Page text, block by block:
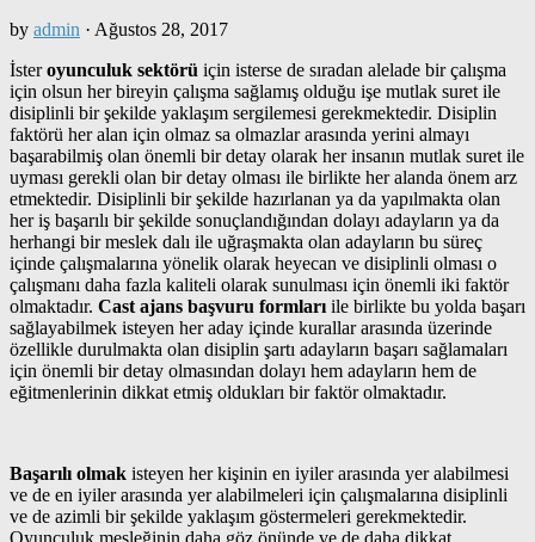
by admin · Ağustos 28, 2017
İsteroyunculuk sektörü için isterse de sıradan alelade bir çalışma
için olsun her bireyin çalışma sağlamış olduğu işe mutlak suret ile
disiplinli bir şekilde yaklaşım sergilemesi gerekmektedir. Disiplin
faktörü her alan için olmaz sa olmazlar arasında yerini almayı
başarabilmiş olan önemli bir detay olarak her insanın mutlak suret ile
uyması gerekli olan bir detay olması ile birlikte her alanda önem arz
etmektedir. Disiplinli bir şekilde hazırlanan ya da yapılmakta olan
her iş başarılı bir şekilde sonuçlandığından dolayı adayların ya da
herhangi bir meslek dalı ile uğraşmakta olan adayların bu süreç
içinde çalışmalarına yönelik olarak heyecan ve disiplinli olması o
çalışmanı daha fazla kaliteli olarak sunulması için önemli iki faktör
olmaktadır. Cast ajans başvuru formları ile birlikte bu yolda başarı
sağlayabilmek isteyen her aday içinde kurallar arasında üzerinde
özellikle durulmakta olan disiplin şartı adayların başarı sağlamaları
için önemli bir detay olmasından dolayı hem adayların hem de
eğitmenlerinin dikkat etmiş oldukları bir faktör olmaktadır.
Başarılı olmak isteyen her kişinin en iyiler arasında yer alabilmesi
ve de en iyiler arasında yer alabilmeleri için çalışmalarına disiplinli
ve de azimli bir şekilde yaklaşım göstermeleri gerekmektedir.
Oyunculuk mesleğinin daha göz önünde ve de daha dikkat